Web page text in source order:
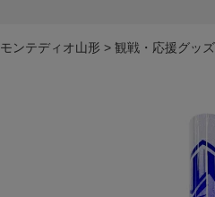
モンテディオ山形 観戦・応援グッズ